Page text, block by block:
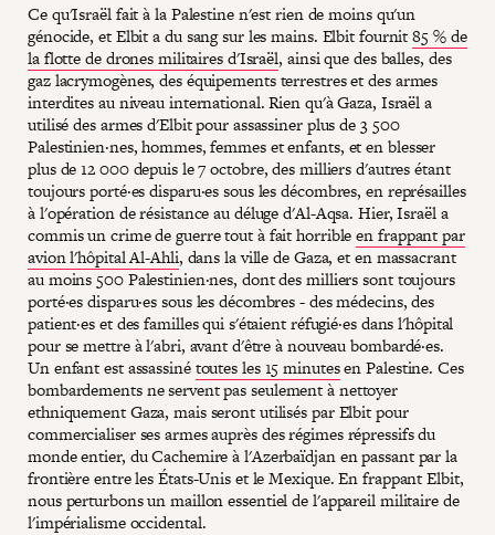
Ce qu'Israël fait à la Palestine n'est rien de moins qu'un
génocide, et Elbit a du sang sur les mains. Elbit fournit85 % de
la flotte de drones militaires d'Israël, ainsi que des balles, des
gaz lacrymogènes, des équipements terrestres et des armes
interdites au niveau international. Rien qu'à Gaza, Israël a
utilisé des armes d'Elbit pour assassiner plus de 3 500
Palestinien·nes, hommes, femmes et enfants, et en blesser
plus de 12 000 depuis le 7 octobre, des milliers d'autres étant
toujours porté·es disparu·es sous les décombres, en représailles
à l'opération de résistance au déluge d'Al-Aqsa. Hier, Israël a
commis un crime de guerre tout à fait horribleen frappant par
avion l'hôpital Al-Ahli, dans la ville de Gaza, et en massacrant
au moins 500 Palestinien·nes, dont des milliers sont toujours
porté·es disparu·es sous les décombres - des médecins, des
patient·es et des familles qui s'étaient réfugié·es dans l'hôpital
pour se mettre à l'abri, avant d'être à nouveau bombardé·es.
Un enfant est assassinétoutes les 15 minutesen Palestine. Ces
bombardements ne servent pas seulement à nettoyer
ethniquement Gaza, mais seront utilisés par Elbit pour
commercialiser ses armes auprès des régimes répressifs du
monde entier, du Cachemire à l'Azerbaïdjan en passant par la
frontière entre les États-Unis et le Mexique. En frappant Elbit,
nous perturbons un maillon essentiel de l'appareil militaire de
l'impérialisme occidental.